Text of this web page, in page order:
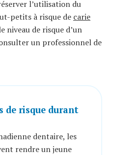
l’utilisation du
petits à risque de carie
niveau de risque d’un
un professionnel de
de risque durant
dentaire, les
rendre un jeune